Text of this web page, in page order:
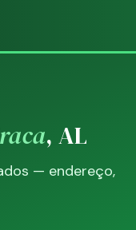
, AL
— endereço,